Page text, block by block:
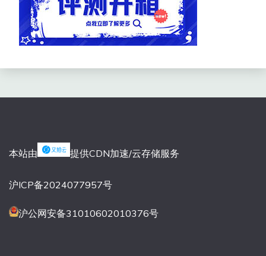
本站由 提供CDN加速/云存储服务
沪ICP备2024077957号
沪公网安备31010602010376号